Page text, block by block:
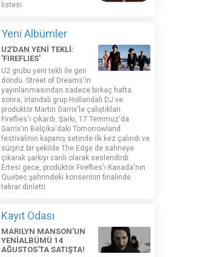
listesi
Yeni Albümler
U2'DAN YENİ TEKLİ:
'FIREFLIES'
U2 grubu yeni tekli ile geri
döndü. Street of Dreams'in
yayınlanmasından sadece birkaç hafta
sonra, İrlandalı grup Hollandalı DJ ve
prodüktör Martin Garrix'le çalıştıkları
Fireflies'ı çıkardı. Şarkı, 17 Temmuz'da
Garrix'in Belçika'daki Tomorrowland
festivalinin kapanış setinde ilk kez çalındı ​​ve
sürpriz bir şekilde The Edge de sahneye
çıkarak şarkıyı canlı olarak seslendirdi.
Ertesi gece, prodüktör Fireflies'ı Kanada'nın
Quebec şehrindeki konserinin finalinde
tekrar dinletti.
Kayıt Odası
MARILYN MANSON'UN
YENİALBÜMÜ 14
AĞUSTOS'TA SATIŞTA!